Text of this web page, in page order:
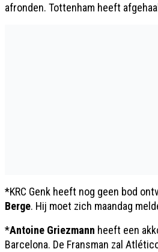
afronden. Tottenham heeft
*KRC Genk heeft nog geen bod
Berge. Hij moet zich maandag
*Antoine Griezmann heeft een
Barcelona. De Fransman zal